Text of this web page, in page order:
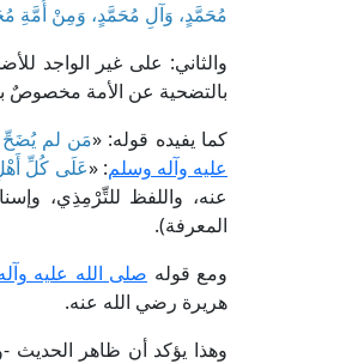
مُحَمَّدٍ، وَآلِ مُحَمَّدٍ، وَمِنْ أُمَّةِ
والثاني: على غير الواجد
بالتضحية عن الأمة مخصوصٌ
كما يفيده قوله: «مَن لم يُضَحِّ
عليه وآله وسلم: «عَلَى كُلِّ
المعرفة).
ومع قوله صلى الله عليه
هريرة رضي الله عنه.
وهذا يؤكد أن ظاهر الحديث